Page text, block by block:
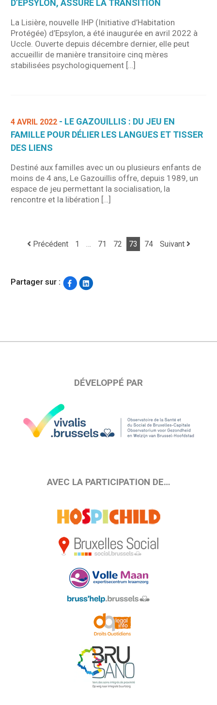
D’EPSYLON, ASSURE LA TRANSITION
La Lisière, nouvelle IHP (Initiative d’Habitation
Protégée) d’Epsylon, a été inaugurée en avril 2022 à
Uccle. Ouverte depuis décembre dernier, elle peut
accueillir de manière transitoire cinq mères
stabilisées psychologiquement […]
4 AVRIL 2022 - LE GAZOUILLIS : DU JEU EN
FAMILLE POUR DÉLIER LES LANGUES ET TISSER
DES LIENS
Destiné aux familles avec un ou plusieurs enfants de
moins de 4 ans, Le Gazouillis offre, depuis 1989, un
espace de jeu permettant la socialisation, la
rencontre et la libération […]
Navigation de post
Précédent 1 71 72 73 74 Suivant
Partager sur :
DÉVELOPPÉ PAR
AVEC LA PARTICIPATION DE…